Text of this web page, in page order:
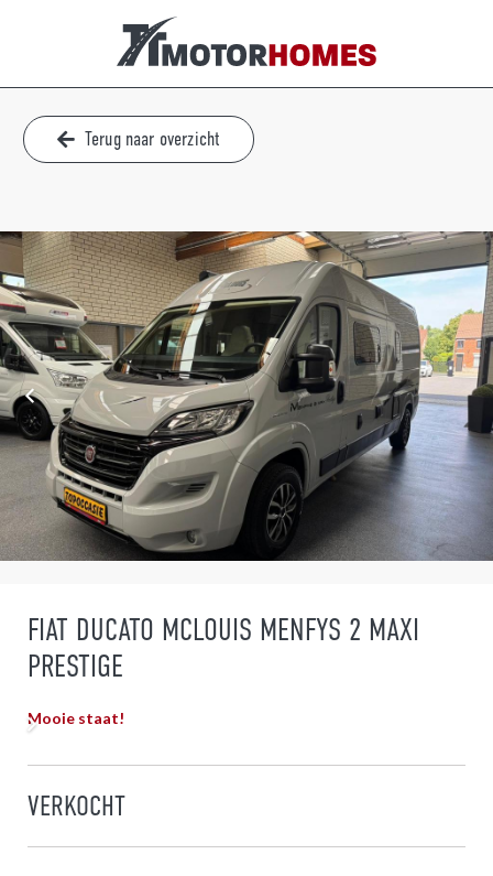
Terug naar overzicht
FIAT DUCATO MCLOUIS MENFYS 2 MAXI
PRESTIGE
Mooie staat!
VERKOCHT